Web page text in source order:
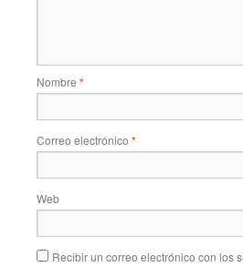
Nombre *
Correo electrónico *
Web
Recibir un correo electrónico con los